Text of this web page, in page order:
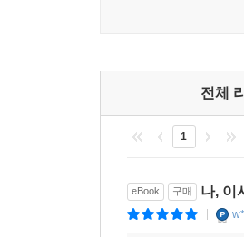
보게 하고 스스로 깨닫
이사를 가서 인형놀이
엄마 품은 더욱 포근하
로타의 귀여운 가출을
전체
1
eBook 구매 나, 이